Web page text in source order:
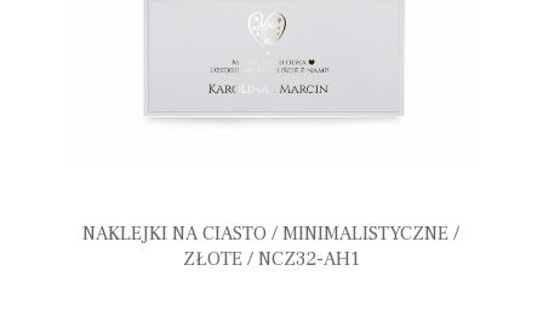
NAKLEJKI NA CIASTO / MINIMALISTYCZNE /
ZŁOTE / NCZ32-AH1